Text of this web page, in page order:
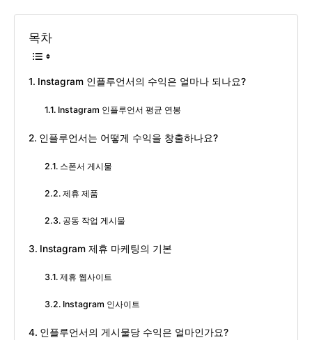
목차
Instagram 인플루언서의 수익은 얼마나 되나요?
Instagram 인플루언서 평균 연봉
인플루언서는 어떻게 수익을 창출하나요?
스폰서 게시물
제휴 제품
공동 작업 게시물
Instagram 제휴 마케팅의 기본
제휴 웹사이트
Instagram 인사이트
인플루언서의 게시물당 수익은 얼마인가요?